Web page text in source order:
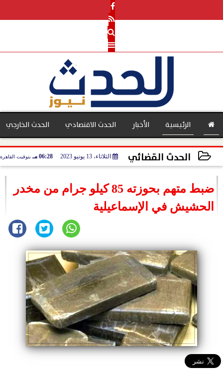
الرئيسية الأخبار الحدث الاقتصادي
بنوك
الحدث الخارجي
الحدث القضائي الثلاثاء، 13 يونيو 2023 06:28 مـ بتوقيت القاهرة
ضبط متهم بحوزته 85 كيلو جرام من مخدر
الحشيش في الإسماعيلية